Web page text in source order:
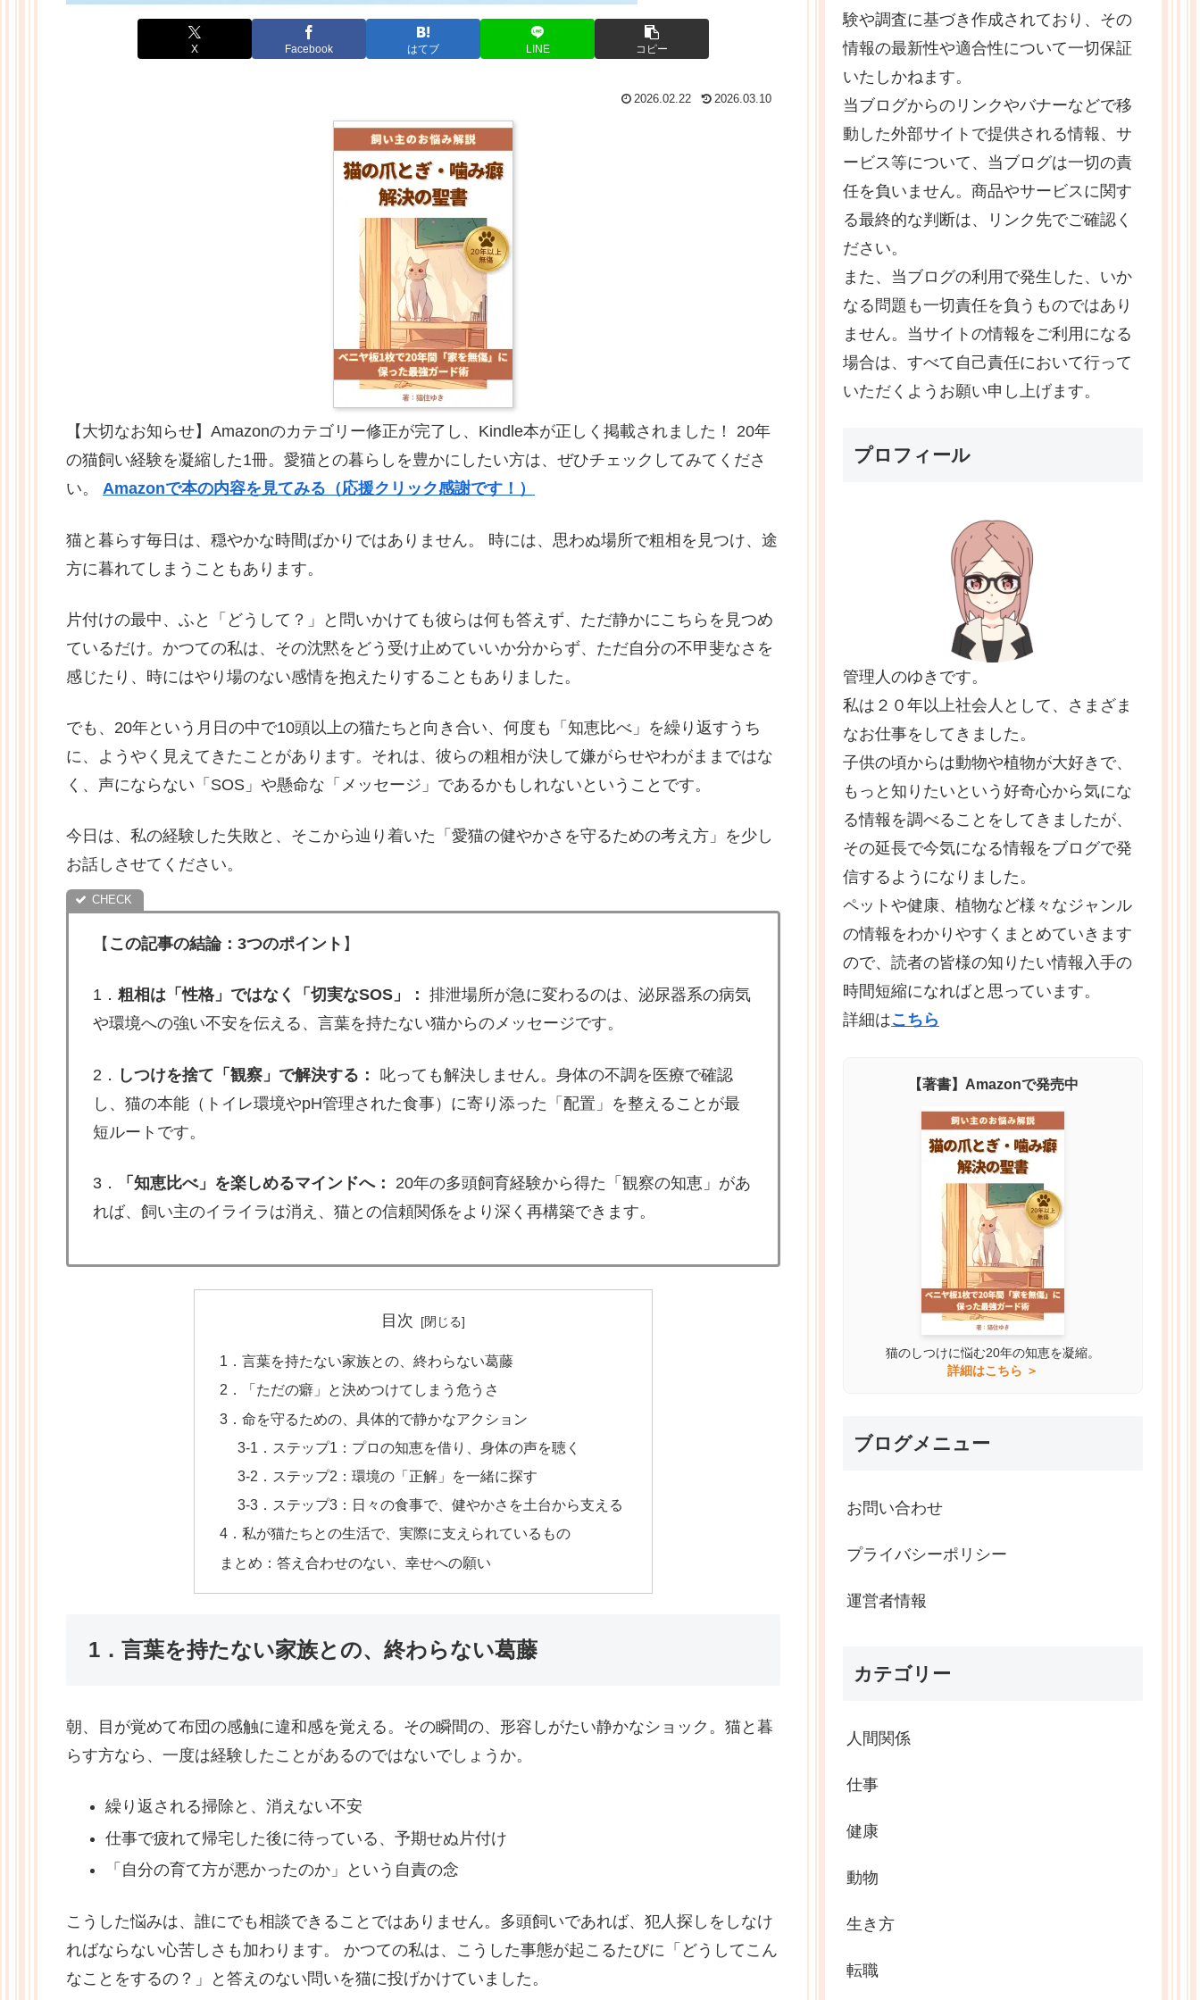
X Facebook はてブ LINE コピー
2026.02.22 2026.03.10
【大切なお知らせ】Amazonのカテゴリー修正が完了し、Kindle本が正しく掲載されました！ 20年
の猫飼い経験を凝縮した1冊。愛猫との暮らしを豊かにしたい方は、ぜひチェックしてみてくださ
い。 Amazonで本の内容を見てみる（応援クリック感謝です！）
猫と暮らす毎日は、穏やかな時間ばかりではありません。 時には、思わぬ場所で粗相を見つけ、途
方に暮れてしまうこともあります。
片付けの最中、ふと「どうして？」と問いかけても彼らは何も答えず、ただ静かにこちらを見つめ
ているだけ。かつての私は、その沈黙をどう受け止めていいか分からず、ただ自分の不甲斐なさを
感じたり、時にはやり場のない感情を抱えたりすることもありました。
でも、20年という月日の中で10頭以上の猫たちと向き合い、何度も「知恵比べ」を繰り返すうち
に、ようやく見えてきたことがあります。それは、彼らの粗相が決して嫌がらせやわがままではな
く、声にならない「SOS」や懸命な「メッセージ」であるかもしれないということです。
今日は、私の経験した失敗と、そこから辿り着いた「愛猫の健やかさを守るための考え方」を少し
お話しさせてください。
【 この記事の結論：3つのポイント 】
1． 粗相は「性格」ではなく「切実なSOS」： 排泄場所が急に変わるのは、泌尿器系の病気
や環境への強い不安を伝える、言葉を持たない猫からのメッセージです。
2． しつけを捨て「観察」で解決する：
叱っても解決しません。身体の不調を医療で確認
し、猫の本能（トイレ環境やpH管理された食事）に寄り添った「配置」を整えることが最
短ルートです。
3． 「知恵比べ」を楽しめるマインドへ：
20年の多頭飼育経験から得た「観察の知恵」があ
れば、飼い主のイライラは消え、猫との信頼関係をより深く再構築できます。
目次
1．言葉を持たない家族との、終わらない葛藤
2．「ただの癖」と決めつけてしまう危うさ
3．命を守るための、具体的で静かなアクション
3‐1．ステップ1：プロの知恵を借り、身体の声を聴く
3‐2．ステップ2：環境の「正解」を一緒に探す
3‐3．ステップ3：日々の食事で、健やかさを土台から支える
4．私が猫たちとの生活で、実際に支えられているもの
まとめ：答え合わせのない、幸せへの願い
1．言葉を持たない家族との、終わらない葛藤
朝、目が覚めて布団の感触に違和感を覚える。その瞬間の、形容しがたい静かなショック。猫と暮
らす方なら、一度は経験したことがあるのではないでしょうか。
繰り返される掃除と、消えない不安
仕事で疲れて帰宅した後に待っている、予期せぬ片付け
「自分の育て方が悪かったのか」という自責の念
こうした悩みは、誰にでも相談できることではありません。多頭飼いであれば、犯人探しをしなけ
ればならない心苦しさも加わります。 かつての私は、こうした事態が起こるたびに「どうしてこん
なことをするの？」と答えのない問いを猫に投げかけていました。
験や調査に基づき作成されており、その
情報の最新性や適合性について一切保証
いたしかねます。
当ブログからのリンクやバナーなどで移
動した外部サイトで提供される情報、サ
ービス等について、当ブログは一切の責
任を負いません。商品やサービスに関す
る最終的な判断は、リンク先でご確認く
ださい。
また、当ブログの利用で発生した、いか
なる問題も一切責任を負うものではあり
ません。当サイトの情報をご利用になる
場合は、すべて自己責任において行って
いただくようお願い申し上げます。
プロフィール
管理人のゆきです。
私は２０年以上社会人として、さまざま
なお仕事をしてきました。
子供の頃からは動物や植物が大好きで、
もっと知りたいという好奇心から気にな
る情報を調べることをしてきましたが、
その延長で今気になる情報をブログで発
信するようになりました。
ペットや健康、植物など様々なジャンル
の情報をわかりやすくまとめていきます
ので、読者の皆様の知りたい情報入手の
時間短縮になればと思っています。
詳細はこちら
【著書】Amazonで発売中
猫のしつけに悩む20年の知恵を凝縮。
詳細はこちら ＞
ブログメニュー
お問い合わせ
プライバシーポリシー
運営者情報
カテゴリー
人間関係
仕事
健康
動物
生き方
転職